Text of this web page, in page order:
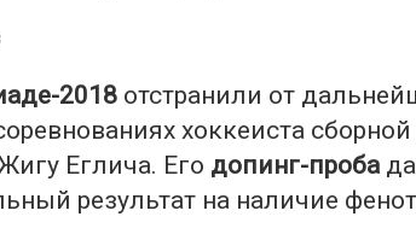
2018 отстранили от
хоккеиста сборной
Еглича. Его допинг-проба
результат на наличие